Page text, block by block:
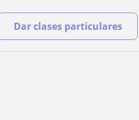
Dar clases particulares